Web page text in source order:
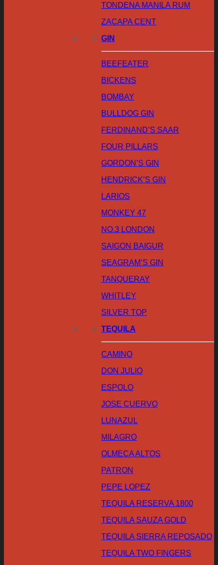
TONDENA MANILA RUM
ZACAPA CENT
GIN
BEEFEATER
BICKENS
BOMBAY
BULLDOG GIN
FERDINAND’S SAAR
FOUR PILLARS
GORDON’S GIN
HENDRICK’S GIN
LARIOS
MONKEY 47
NO.3 LONDON
SAIGON BAIGUR
SEAGRAM’S GIN
TANQUERAY
WHITLEY
SILVER TOP
TEQUILA
CAMINO
DON JULIO
ESPOLO
JOSE CUERVO
LUNAZUL
MILAGRO
OLMECA ALTOS
PATRON
PEPE LOPEZ
TEQUILA RESERVA 1800
TEQUILA SAUZA GOLD
TEQUILA SIERRA REPOSADO
TEQUILA TWO FINGERS